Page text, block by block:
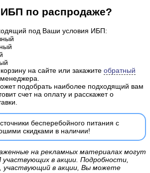
по распродаже?
под Ваши условия ИБП:
на сайте или закажите обратный
подобрать наиболее подходящий вам
счет на оплату и расскажет о
бесперебойного питания с
скидками в наличии!
на рекламных материалах могут
в акции. Подробности,
участвующий в акции, Вы можете